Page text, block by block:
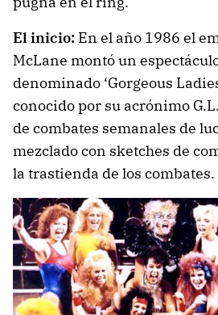
El inicio: En el año 1986 el
McLane montó un
denominado ‘Gorgeous
conocido por su acrónimo
de combates semanales de
mezclado con sketches de
la trastienda de los combates.